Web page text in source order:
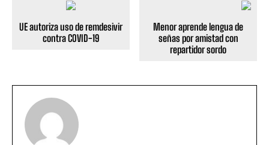
UE autoriza uso de remdesivir
contra COVID-19
Menor aprende lengua de
señas por amistad con
repartidor sordo